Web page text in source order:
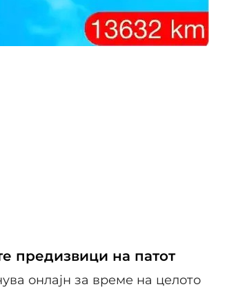
предизвици на патот
онлајн за време на целото